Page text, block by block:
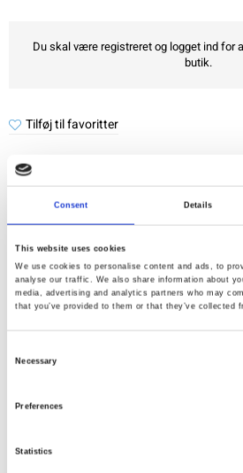
Consent Details
This website uses cookies
We use cookies to personalise content and ads, to
analyse our traffic. We also share information about
media, advertising and analytics partners who may
that you’ve provided to them or that they’ve collected
Necessary
Preferences
Statistics
Du skal være registreret og logget ind for
butik.
Tilføj til favoritter
Kvalitet
Hurtig
Specifikation